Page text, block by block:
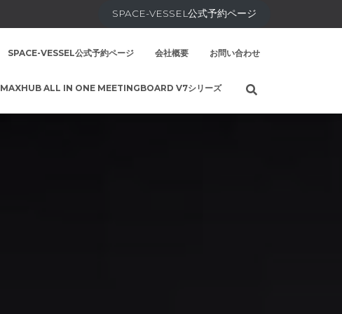
SPACE-VESSEL公式予約ページ
SPACE-VESSEL公式予約ページ 会社概要 お問い合わせ
MAXHUB ALL IN ONE MEETINGBOARD V7シリーズ